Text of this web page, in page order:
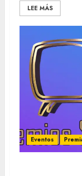
LEE MÁS
Eventos